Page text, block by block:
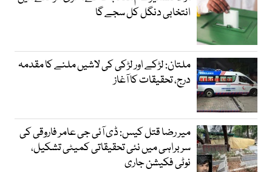
انتخابی دنگل کل سجے گا
ملتان: لڑکے اور لڑکی کی لاشیں ملنے کا مقدمہ
درج، تحقیقات کا آغاز
میر رضا قتل کیس: ڈی آئی جی عامر فاروقی کی
سربراہی میں نئی تحقیقاتی کمیٹی تشکیل،
نوٹی فکیشن جاری